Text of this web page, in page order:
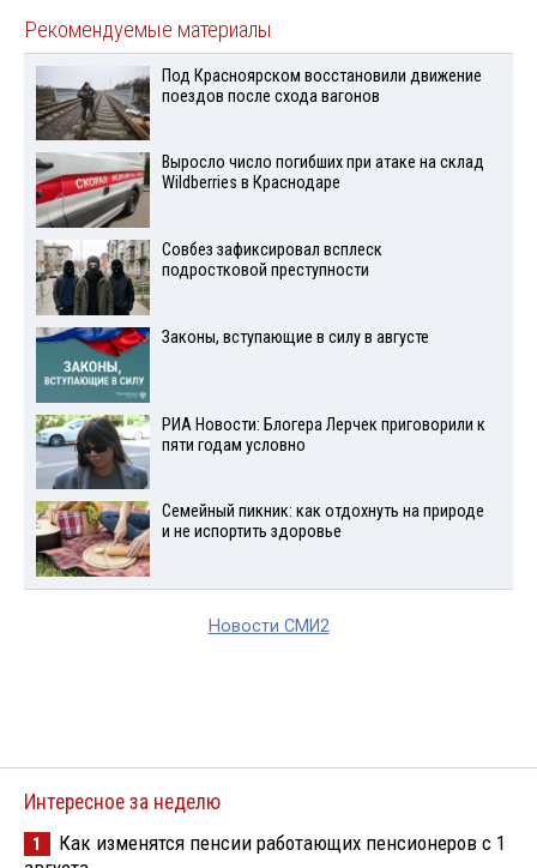
Рекомендуемые материалы
Под Красноярском восстановили движение
поездов после схода вагонов
Выросло число погибших при атаке на склад
Wildberries в Краснодаре
Совбез зафиксировал всплеск
подростковой преступности
Законы, вступающие в силу в августе
РИА Новости: Блогера Лерчек приговорили к
пяти годам условно
Семейный пикник: как отдохнуть на природе
и не испортить здоровье
Новости СМИ2
Интересное за неделю
1
Как изменятся пенсии работающих пенсионеров с 1